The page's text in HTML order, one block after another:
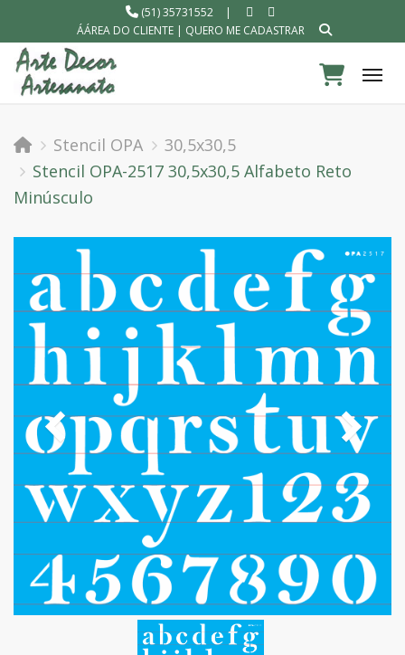
(51) 35731552
|
ÁÁREA DO CLIENTE| QUERO ME CADASTRAR
Stencil OPA
30,5x30,5
Stencil OPA-2517 30,5x30,5 Alfabeto Reto
Minúsculo